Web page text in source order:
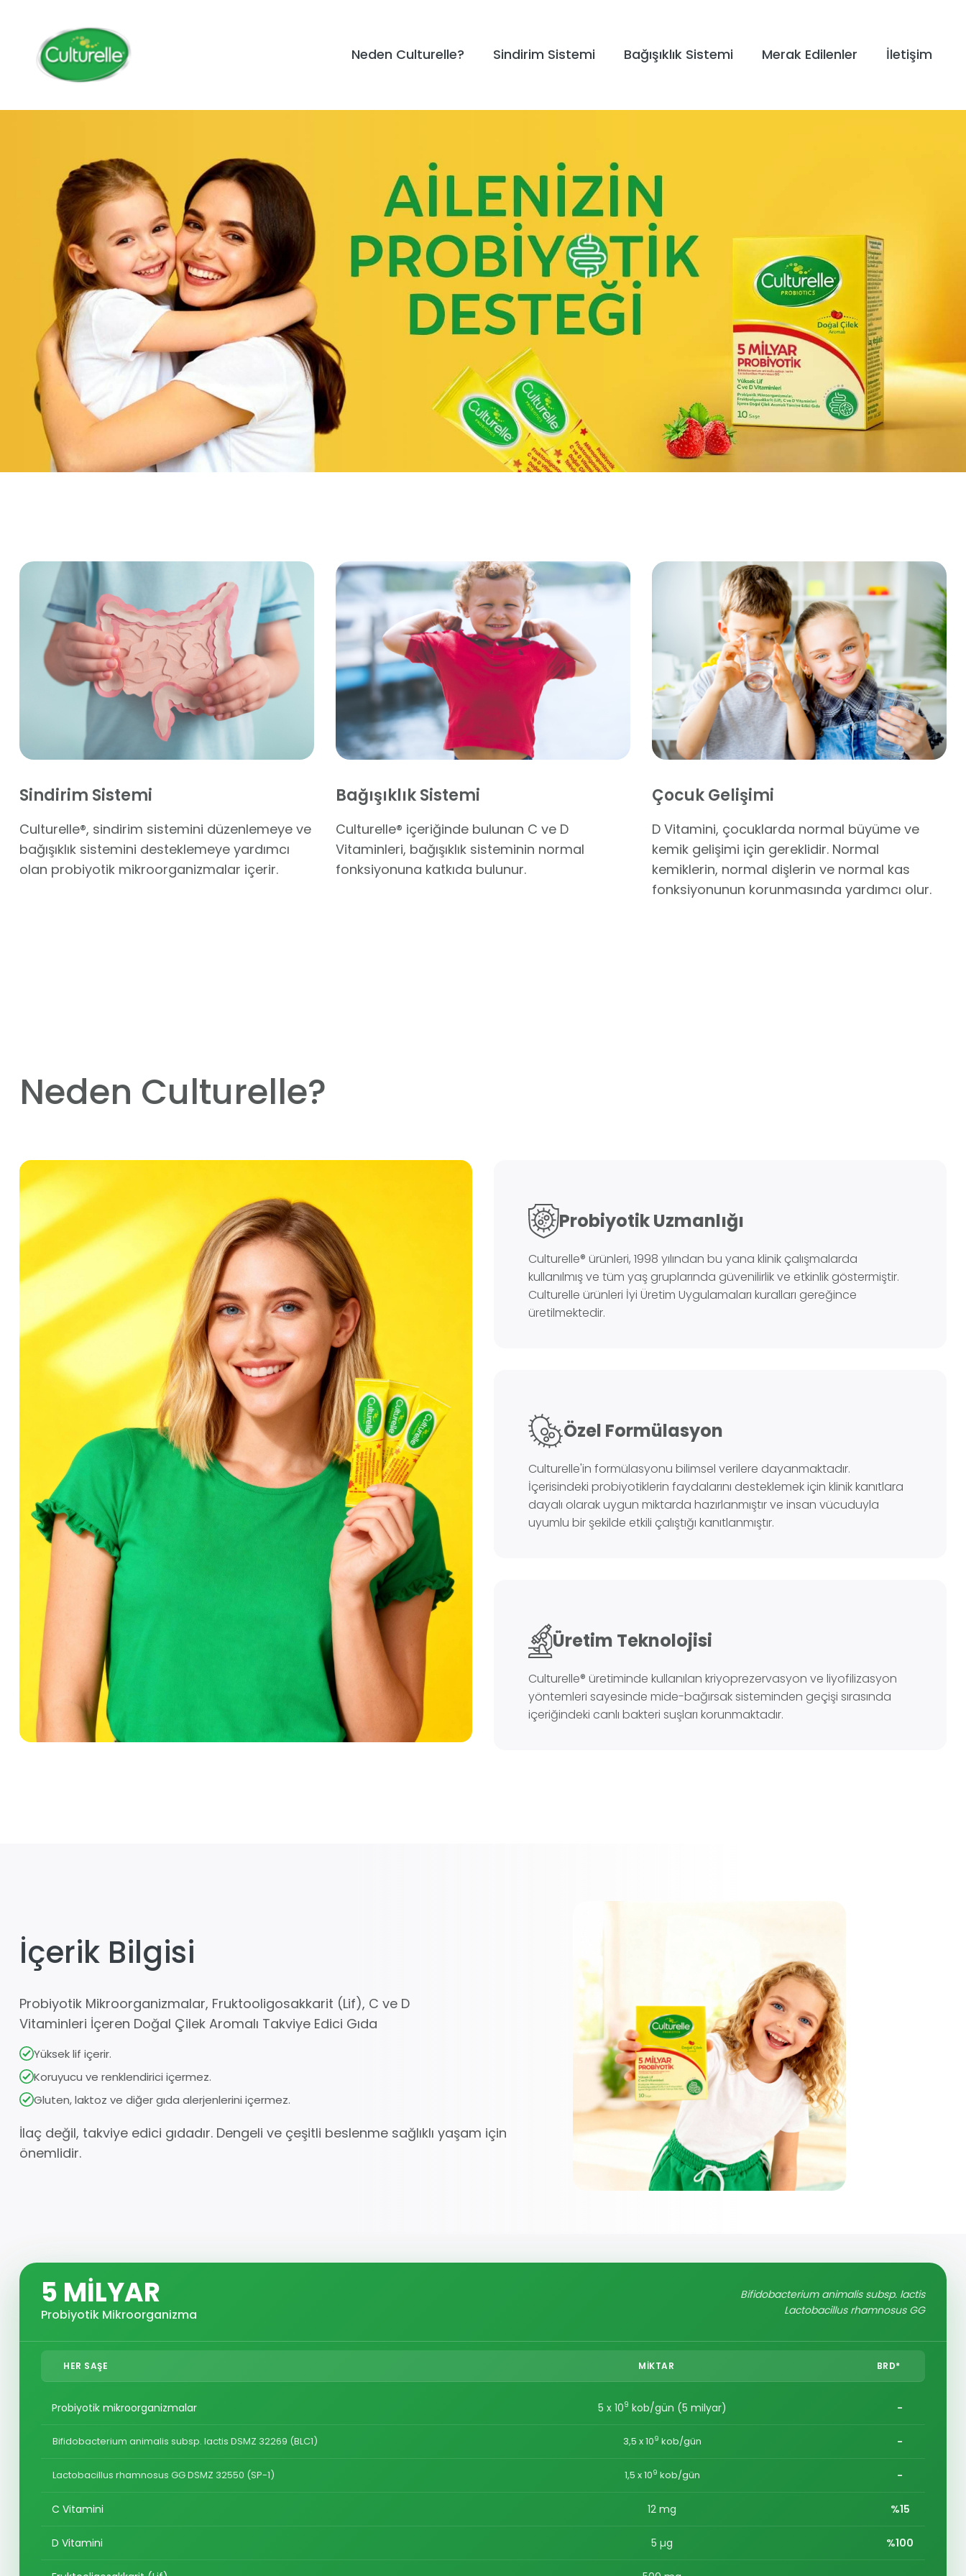
Neden Culturelle? Sindirim Sistemi Bağışıklık Sistemi Merak Edilenler İletişim
Sindirim Sistemi
Culturelle®, sindirim sistemini düzenlemeye ve
bağışıklık sistemini desteklemeye yardımcı
olan probiyotik mikroorganizmalar içerir.
Bağışıklık Sistemi
Culturelle® içeriğinde bulunan C ve D
Vitaminleri, bağışıklık sisteminin normal
fonksiyonuna katkıda bulunur.
Çocuk Gelişimi
D Vitamini, çocuklarda normal büyüme ve
kemik gelişimi için gereklidir. Normal
kemiklerin, normal dişlerin ve normal kas
fonksiyonunun korunmasında yardımcı olur.
Neden Culturelle?
Probiyotik Uzmanlığı
Culturelle® ürünleri, 1998 yılından bu yana klinik çalışmalarda
kullanılmış ve tüm yaş gruplarında güvenilirlik ve etkinlik göstermiştir.
Culturelle ürünleri İyi Üretim Uygulamaları kuralları gereğince
üretilmektedir.
Özel Formülasyon
Culturelle'in formülasyonu bilimsel verilere dayanmaktadır.
İçerisindeki probiyotiklerin faydalarını desteklemek için klinik kanıtlara
dayalı olarak uygun miktarda hazırlanmıştır ve insan vücuduyla
uyumlu bir şekilde etkili çalıştığı kanıtlanmıştır.
Üretim Teknolojisi
Culturelle® üretiminde kullanılan kriyoprezervasyon ve liyofilizasyon
yöntemleri sayesinde mide-bağırsak sisteminden geçişi sırasında
içeriğindeki canlı bakteri suşları korunmaktadır.
İçerik Bilgisi
Probiyotik Mikroorganizmalar, Fruktooligosakkarit (Lif), C ve D
Vitaminleri İçeren Doğal Çilek Aromalı Takviye Edici Gıda
Yüksek lif içerir.
Koruyucu ve renklendirici içermez.
Gluten, laktoz ve diğer gıda alerjenlerini içermez.
İlaç değil, takviye edici gıdadır. Dengeli ve çeşitli beslenme sağlıklı yaşam için
önemlidir.
5 MİLYAR
Probiyotik Mikroorganizma
Bifidobacterium animalis subsp. lactis
Lactobacillus rhamnosus GG
HER SAŞE MIKTAR BRD*
Probiyotik mikroorganizmalar 5 x 109 kob/gün (5 milyar) -
Bifidobacterium animalis subsp. lactis DSMZ 32269 (BLC1) 3,5 x 109 kob/gün -
Lactobacillus rhamnosus GG DSMZ 32550 (SP-1) 1,5 x 109 kob/gün -
C Vitamini 12 mg %15
D Vitamini 5 µg %100